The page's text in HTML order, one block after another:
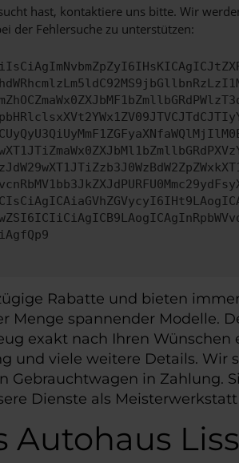
hast, kontaktiere uns bitte. Wir
der Fehlersuche zu unterstützen:
Rabatte und bieten
spannender Modelle.
exakt nach Ihren
und viele weitere Details. Wir
in Zahlung.
Dienste als Meisterwerkstatt
Autohaus